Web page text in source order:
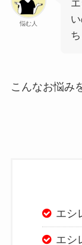
悩む人
こんなお悩み
エシ
エシ